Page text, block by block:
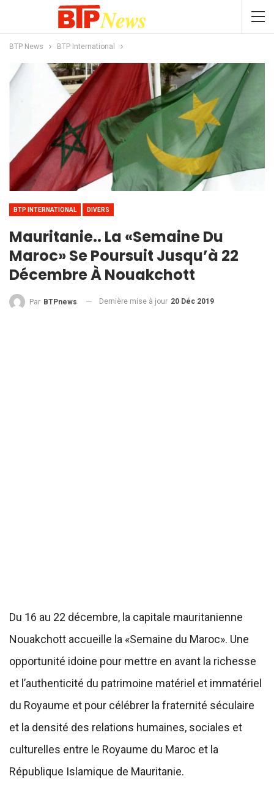
BTP News BTP International
BTP INTERNATIONAL DIVERS
Mauritanie.. La «Semaine Du
Maroc» Se Poursuit Jusqu’à 22
Décembre À Nouakchott
Par BTPnews Dernière mise à jour 20 Déc 2019
Du 16 au 22 décembre, la capitale mauritanienne
Nouakchott accueille la «Semaine du Maroc». Une
opportunité idoine pour mettre en avant la richesse
et l’authenticité du patrimoine matériel et immatériel
du Royaume et pour célébrer la fraternité séculaire
et la densité des relations humaines, sociales et
culturelles entre le Royaume du Maroc et la
République Islamique de Mauritanie.